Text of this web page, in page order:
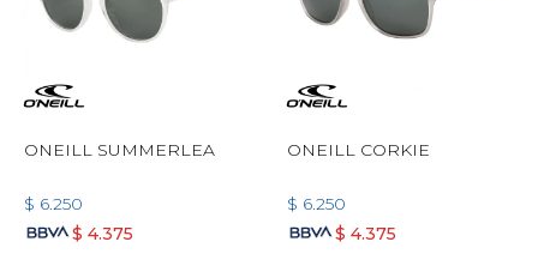
ONEILL SUMMERLEA
$ 6.250
$ 4.375
ONEILL CORKIE
$ 6.250
$ 4.375